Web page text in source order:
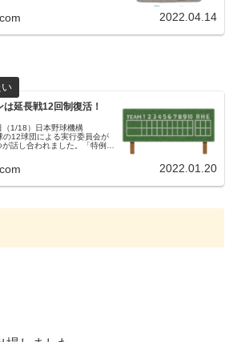
2022.04.14
延長戦12回制復活！
（1/18）日本野球機構
の12球団による実行委員会が
話し合われました。「特例
2022.01.20